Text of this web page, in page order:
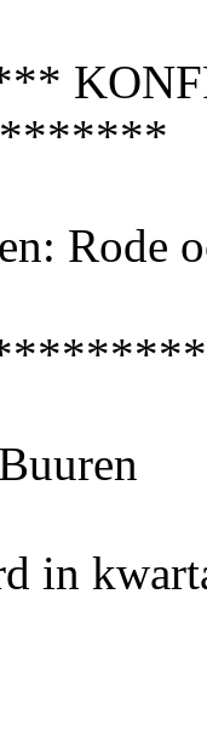
Rode
in